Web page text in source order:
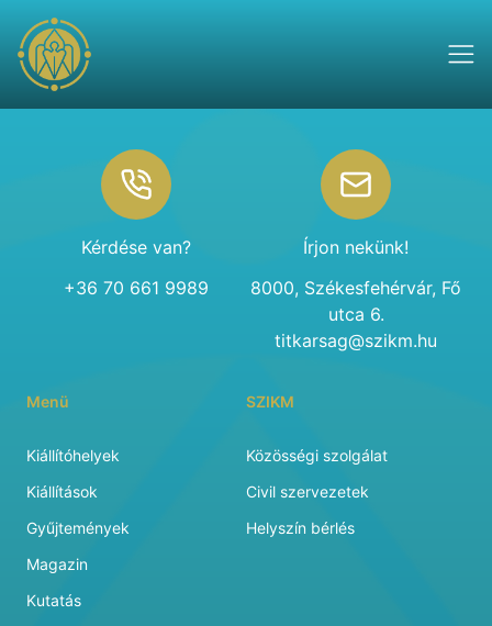
Kérdése van?
+36 70 661 9989
Írjon nekünk!
8000, Székesfehérvár, Fő
utca 6.
titkarsag@szikm.hu
Menü
Kiállítóhelyek
Kiállítások
Gyűjtemények
Magazin
Kutatás
SZIKM
Közösségi szolgálat
Civil szervezetek
Helyszín bérlés